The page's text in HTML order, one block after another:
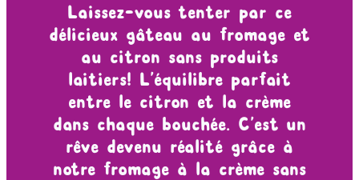
Laissez-vous tenter par ce
délicieux gâteau au fromage et
au citron sans produits
laitiers! L’équilibre parfait
entre le citron et la crème
dans chaque bouchée. C’est un
rêve devenu réalité grâce à
notre fromage à la crème sans